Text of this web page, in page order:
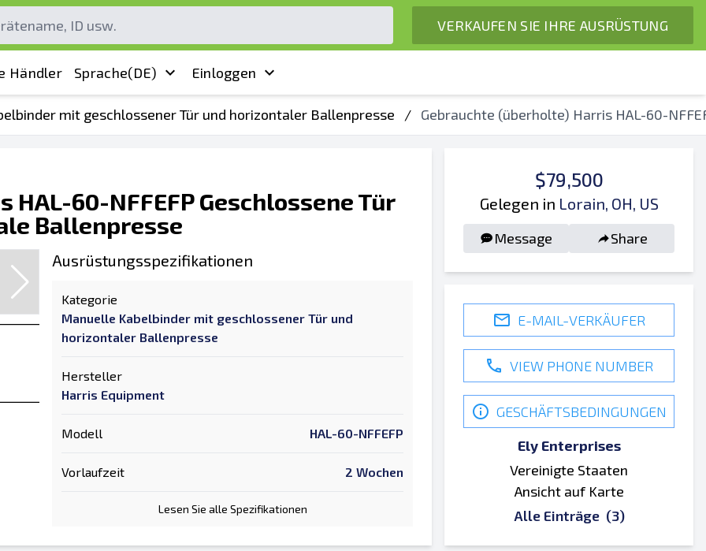
VERKAUFEN SIE IHRE AUSRÜSTUNG
Händler Sprache(DE) Einloggen
mit geschlossener Tür und horizontaler Ballenpresse / Gebrauchte (überholte) Harris HAL-60-
60-NFFEFP Geschlossene Tür
Ballenpresse
Ausrüstungsspezifikationen
Kategorie
Manuelle Kabelbinder mit geschlossener Tür und
horizontaler Ballenpresse
Hersteller
Harris Equipment
Modell HAL-60-NFFEFP
Vorlaufzeit 2 Wochen
Lesen Sie alle Spezifikationen
$79,500
Gelegen in Lorain, OH, US
Message Share
E-MAIL-VERKÄUFER
VIEW PHONE NUMBER
GESCHÄFTSBEDINGUNGEN
Ely Enterprises
Vereinigte Staaten
Ansicht auf Karte
Alle Einträge (3)